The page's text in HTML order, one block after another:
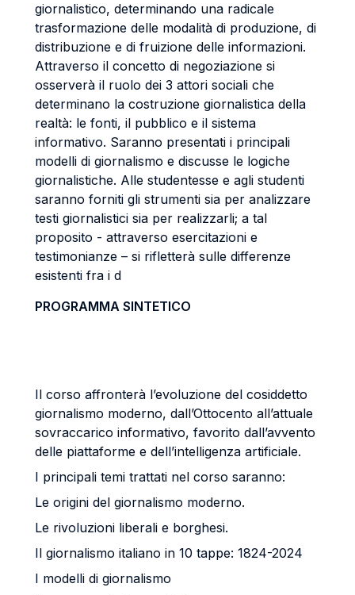
giornalistico, determinando una radicale
trasformazione delle modalità di produzione, di
distribuzione e di fruizione delle informazioni.
Attraverso il concetto di negoziazione si
osserverà il ruolo dei 3 attori sociali che
determinano la costruzione giornalistica della
realtà: le fonti, il pubblico e il sistema
informativo. Saranno presentati i principali
modelli di giornalismo e discusse le logiche
giornalistiche. Alle studentesse e agli studenti
saranno forniti gli strumenti sia per analizzare
testi giornalistici sia per realizzarli; a tal
proposito - attraverso esercitazioni e
testimonianze – si rifletterà sulle differenze
esistenti fra i d
PROGRAMMA SINTETICO
Il corso affronterà l’evoluzione del cosiddetto
giornalismo moderno, dall’Ottocento all’attuale
sovraccarico informativo, favorito dall’avvento
delle piattaforme e dell’intelligenza artificiale.
I principali temi trattati nel corso saranno:
Le origini del giornalismo moderno.
Le rivoluzioni liberali e borghesi.
Il giornalismo italiano in 10 tappe: 1824-2024
I modelli di giornalismo